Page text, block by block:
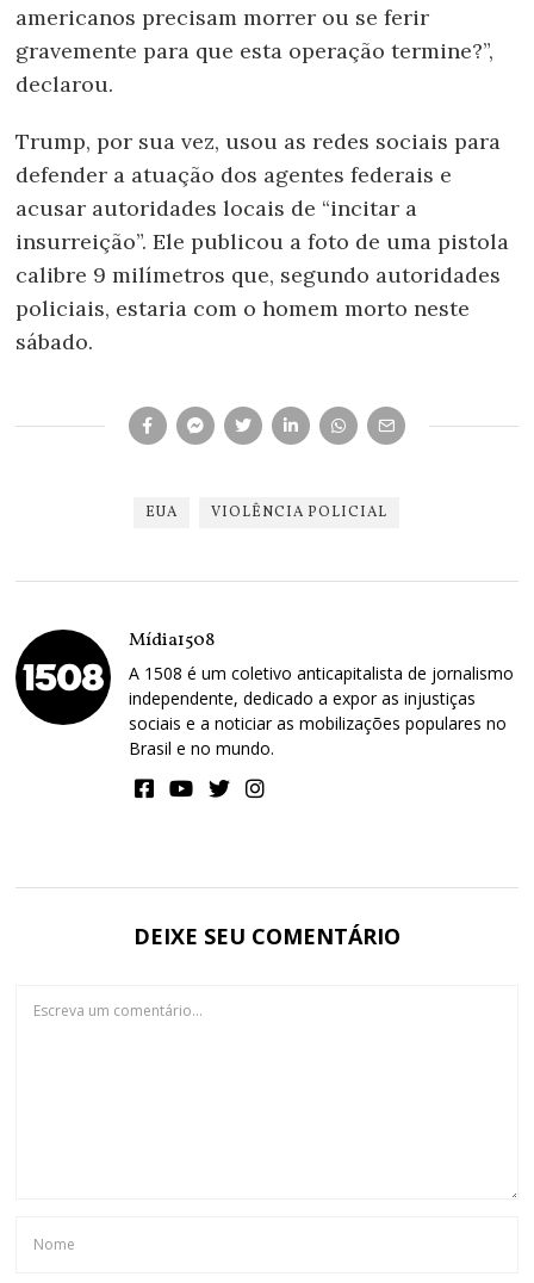
americanos precisam morrer ou se ferir
gravemente para que esta operação termine?”,
declarou.
Trump, por sua vez, usou as redes sociais para
defender a atuação dos agentes federais e
acusar autoridades locais de “incitar a
insurreição”. Ele publicou a foto de uma pistola
calibre 9 milímetros que, segundo autoridades
policiais, estaria com o homem morto neste
sábado.
EUA VIOLÊNCIA POLICIAL
Mídia1508
A 1508 é um coletivo anticapitalista de jornalismo
independente, dedicado a expor as injustiças
sociais e a noticiar as mobilizações populares no
Brasil e no mundo.
DEIXE SEU COMENTÁRIO